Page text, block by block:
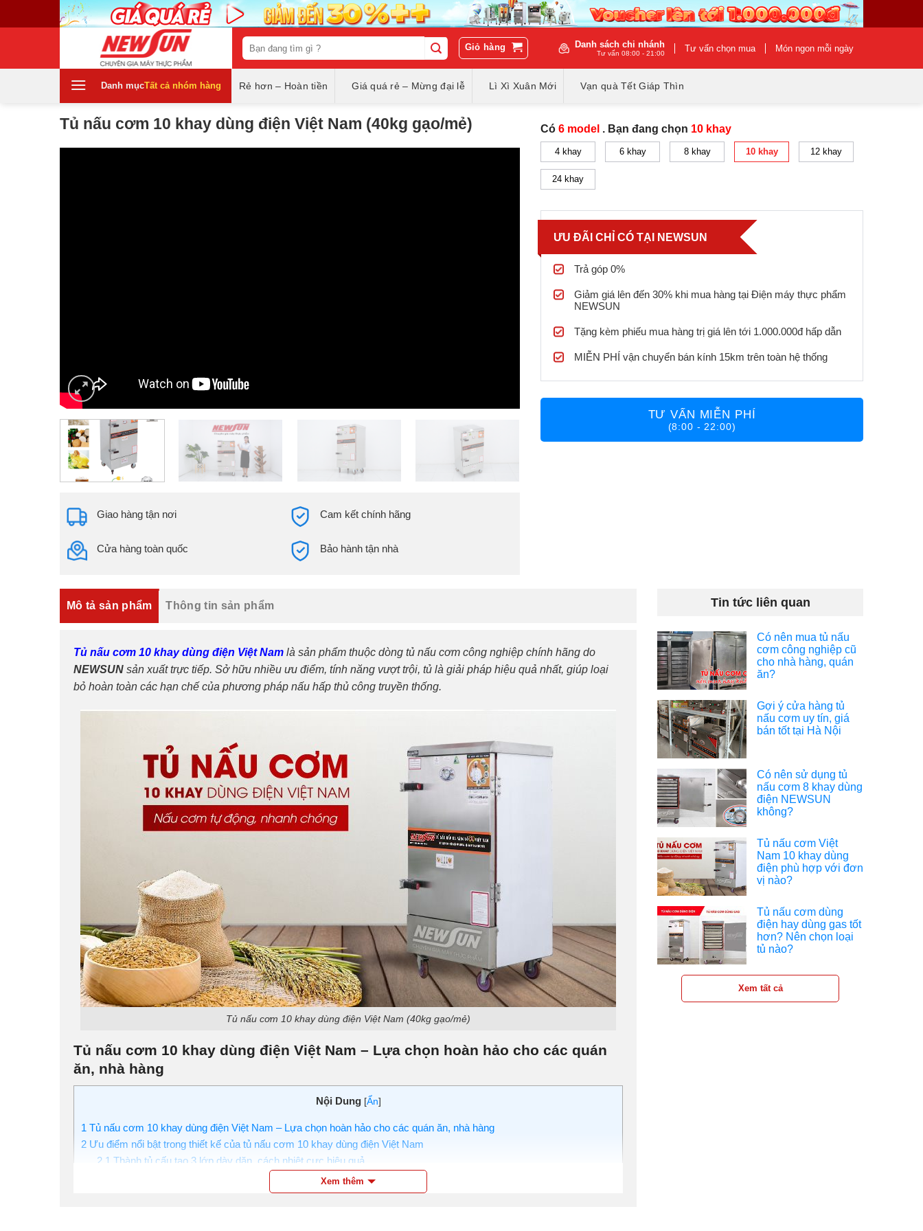
to
Tìm
kiếm:
Giỏ hàng Danh sách chi nhánh
Tư vấn 08:00 - 21:00 Tư vấn chọn mua Món ngon mỗi ngày
Tất cả nhóm hàng
Danh mục Rẻ hơn – Hoàn tiền Giá quá rẻ – Mừng đại lễ Lì Xì Xuân Mới Vạn quà Tết Giáp Thìn
Tủ nấu cơm 10 khay dùng điện Việt Nam (40kg gạo/mẻ)
Giao hàng tận nơi Cam kết chính hãng
Cửa hàng toàn quốc Bảo hành tận nhà
Có 6 model . Bạn đang chọn 10 khay
4 khay 6 khay 8 khay 10 khay 12 khay
24 khay
ƯU ĐÃI CHỈ CÓ TẠI NEWSUN
Trả góp 0%
Giảm giá lên đến 30% khi mua hàng tại Điện máy thực phẩm
NEWSUN
Tặng kèm phiếu mua hàng trị giá lên tới 1.000.000đ hấp dẫn
MIỄN PHÍ vận chuyển bán kính 15km trên toàn hệ thống
TƯ VẤN MIỄN PHÍ
(8:00 - 22:00)
Mô tả sản phẩm Thông tin sản phẩm
Tủ nấu cơm 10 khay dùng điện Việt Nam là sản phẩm thuộc dòng tủ nấu cơm công nghiệp chính hãng do
NEWSUN sản xuất trực tiếp. Sở hữu nhiều ưu điểm, tính năng vượt trội, tủ là giải pháp hiệu quả nhất, giúp loại
bỏ hoàn toàn các hạn chế của phương pháp nấu hấp thủ công truyền thống.
Tủ nấu cơm 10 khay dùng điện Việt Nam (40kg gạo/mẻ)
Tủ nấu cơm 10 khay dùng điện Việt Nam – Lựa chọn hoàn hảo cho các quán
ăn, nhà hàng
Nội Dung [Ẩn]
1 Tủ nấu cơm 10 khay dùng điện Việt Nam – Lựa chọn hoàn hảo cho các quán ăn, nhà hàng
2 Ưu điểm nổi bật trong thiết kế của tủ nấu cơm 10 khay dùng điện Việt Nam
2.1 Thành tủ cấu tạo 3 lớp dày dặn, cách nhiệt cực hiệu quả
Sử dụng an toàn, tiện lợi với hệ điều khiển rời đa tính năng
Thanh nhiệt chất lượng cao, nấu hấp thực phẩm nhanh chóng
Xem thêm
Tin tức liên quan
Có nên mua tủ nấu
cơm công nghiệp cũ
cho nhà hàng, quán
ăn?
Gợi ý cửa hàng tủ
nấu cơm uy tín, giá
bán tốt tại Hà Nội
Có nên sử dụng tủ
nấu cơm 8 khay dùng
điện NEWSUN
không?
Tủ nấu cơm Việt
Nam 10 khay dùng
điện phù hợp với đơn
vị nào?
Tủ nấu cơm dùng
điện hay dùng gas tốt
hơn? Nên chọn loại
tủ nào?
Xem tất cả